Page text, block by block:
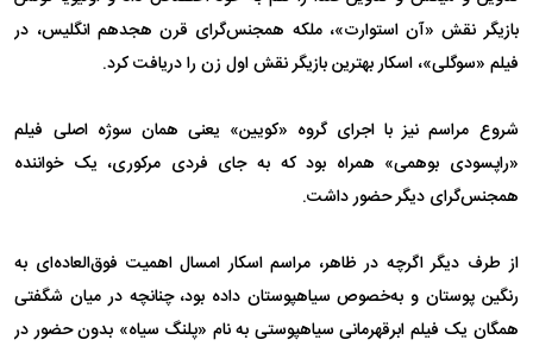
بازیگر نقش «آن استوارت»، ملکه همجنس‌گرای قرن هجدهم انگلیس، در
فیلم «سوگلی»، اسکار بهترین بازیگر نقش اول زن را دریافت کرد.
شروع مراسم نیز با اجرای گروه «کویین» یعنی همان سوژه اصلی فیلم
«راپسودی بوهمی» همراه بود که به جای فردی مرکوری، یک خواننده
همجنس‌گرای دیگر حضور داشت.
از طرف دیگر اگرچه در ظاهر، مراسم اسکار امسال اهمیت فوق‌العاده‌ای به
رنگین پوستان و به‌خصوص سیاهپوستان داده بود، چنانچه در میان شگفتی
همگان یک فیلم ابرقهرمانی سیاهپوستی به نام «پلنگ سیاه» بدون حضور در